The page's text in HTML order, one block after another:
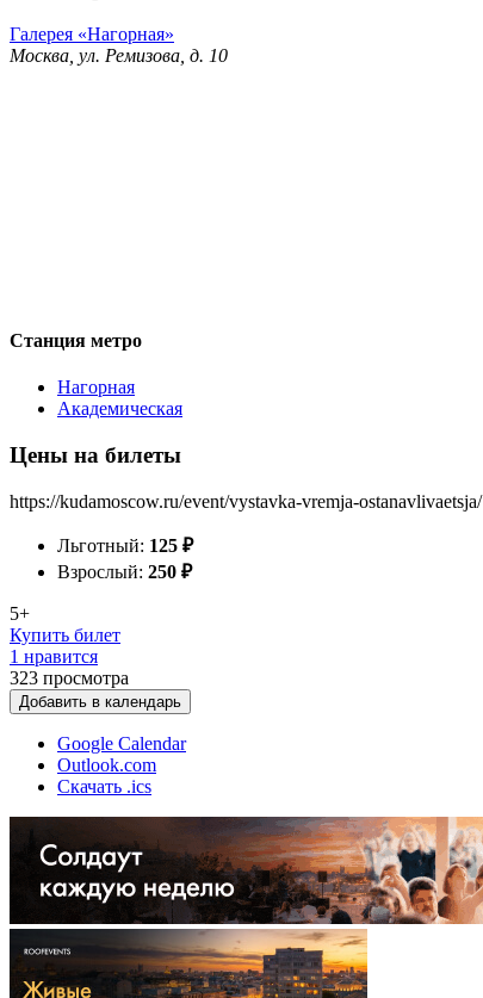
Галерея «Нагорная»
Москва, ул. Ремизова, д. 10
Станция метро
Нагорная
Академическая
Цены на билеты
https://kudamoscow.ru/event/vystavka-vremja-ostanavlivaetsja/
Льготный: 125 ₽
Взрослый: 250 ₽
5+
Купить билет
1 нравится
323 просмотра
Добавить в календарь
Google Calendar
Outlook.com
Скачать .ics